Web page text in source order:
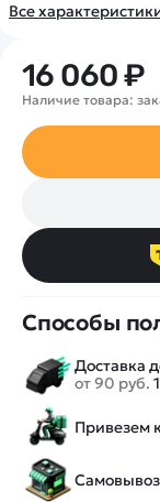
Все
16 060 ₽
Наличие товара:
Способы
Доставка
от 90 руб.
Привезем
Самовывоз